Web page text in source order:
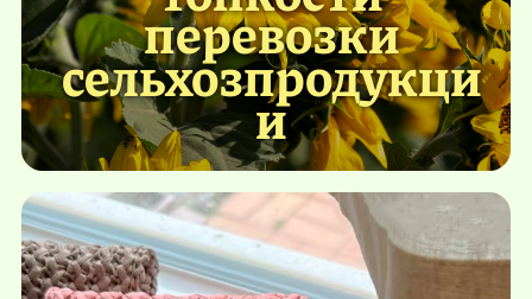
перевозки
сельхозпродукци
и